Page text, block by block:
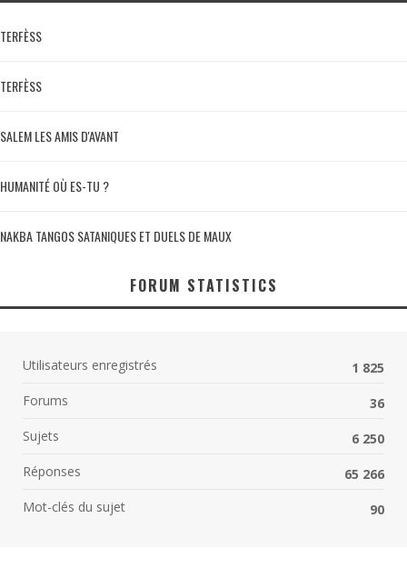
TERFÈSS
TERFÈSS
SALEM LES AMIS D'AVANT
HUMANITÉ OÙ ES-TU ?
NAKBA TANGOS SATANIQUES ET DUELS DE MAUX
FORUM STATISTICS
Utilisateurs enregistrés
1 825
Forums
36
Sujets
6 250
Réponses
65 266
Mot-clés du sujet
90